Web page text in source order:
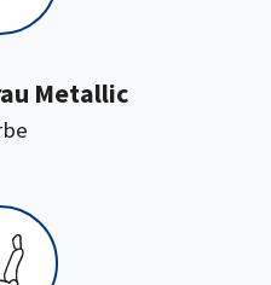
Metallic